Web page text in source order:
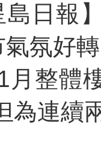
島日報
氣氛好
月整體
為連續